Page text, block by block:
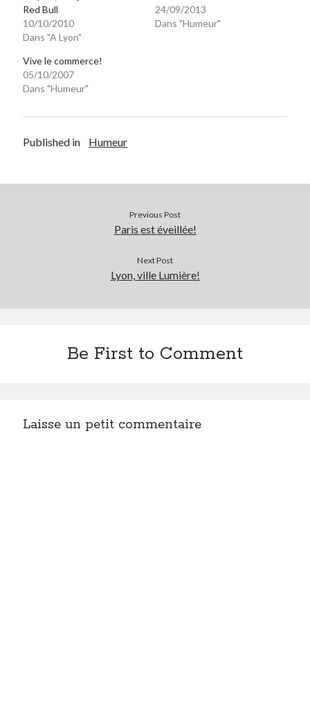
Lyon
Lyon à Livre Ouvert
Mini-monsieur
Parole de Follower
Patchwork
Post inutile
Proust
Tavukoi
Red Bull
10/10/2010
Dans "A Lyon"
24/09/2013
Dans "Humeur"
Vive le commerce!
05/10/2007
Dans "Humeur"
Published in Humeur
Previous Post
Paris est éveillée!
Next Post
Lyon, ville Lumière!
Be First to Comment
Laisse un petit commentaire